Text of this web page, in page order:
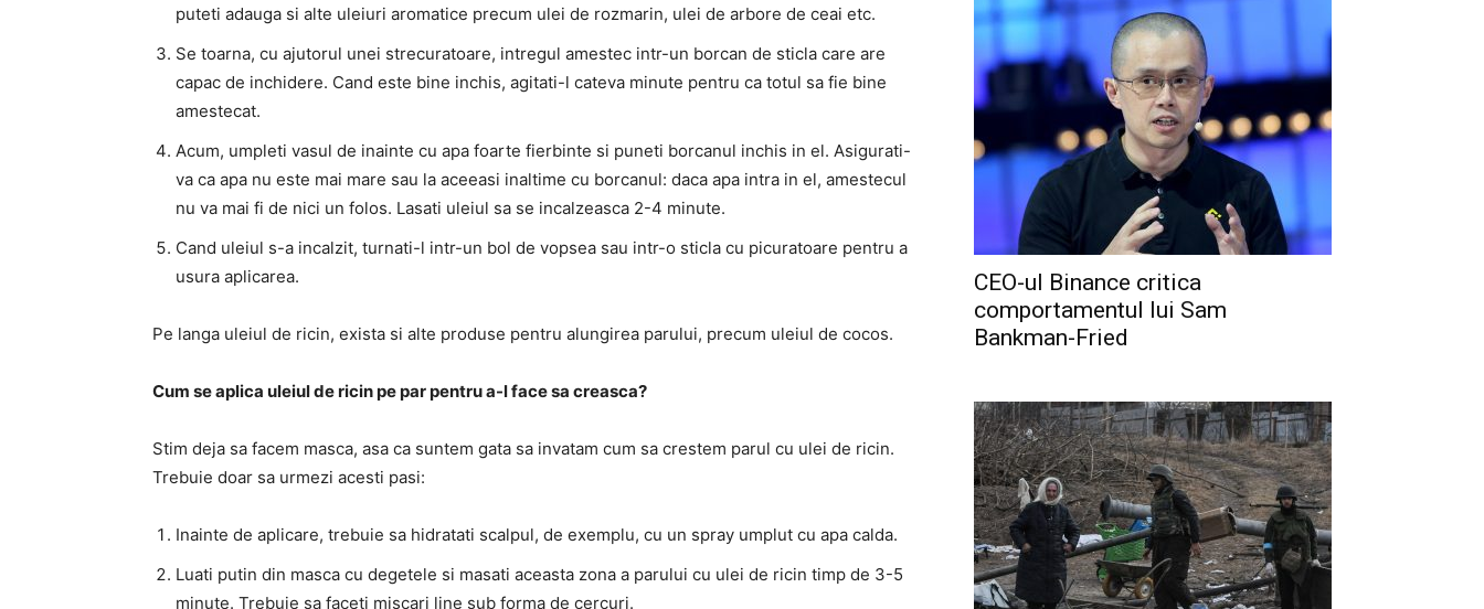
puteti adauga si alte uleiuri aromatice precum ulei de rozmarin, ulei de arbore de ceai etc.
Se toarna, cu ajutorul unei strecuratoare, intregul amestec intr-un borcan de sticla care are
capac de inchidere. Cand este bine inchis, agitati-l cateva minute pentru ca totul sa fie bine
amestecat.
Acum, umpleti vasul de inainte cu apa foarte fierbinte si puneti borcanul inchis in el. Asigurati-
va ca apa nu este mai mare sau la aceeasi inaltime cu borcanul: daca apa intra in el, amestecul
nu va mai fi de nici un folos. Lasati uleiul sa se incalzeasca 2-4 minute.
Cand uleiul s-a incalzit, turnati-l intr-un bol de vopsea sau intr-o sticla cu picuratoare pentru a
usura aplicarea.
Pe langa uleiul de ricin, exista si alte produse pentru alungirea parului, precum uleiul de cocos.
Cum se aplica uleiul de ricin pe par pentru a-l face sa creasca?
Stim deja sa facem masca, asa ca suntem gata sa invatam cum sa crestem parul cu ulei de ricin.
Trebuie doar sa urmezi acesti pasi:
Inainte de aplicare, trebuie sa hidratati scalpul, de exemplu, cu un spray umplut cu apa calda.
Luati putin din masca cu degetele si masati aceasta zona a parului cu ulei de ricin timp de 3-5
minute. Trebuie sa faceti miscari line sub forma de cercuri.
CEO-ul Binance critica
comportamentul lui Sam
Bankman-Fried